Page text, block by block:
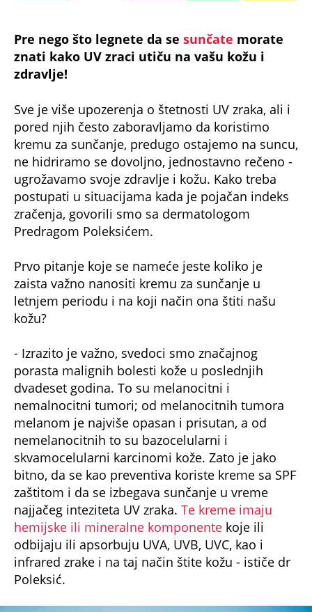
znati kako UV zraci utiču na vašu kožu i
zdravlje!
pored njih često zaboravljamo da koristimo
kremu za sunčanje, predugo ostajemo na suncu,
ne hidriramo se dovoljno, jednostavno rečeno -
ugrožavamo svoje zdravlje i kožu. Kako treba
postupati u situacijama kada je pojačan indeks
zračenja, govorili smo sa dermatologom
Predragom Poleksićem.
zaista važno nanositi kremu za sunčanje u
letnjem periodu i na koji način ona štiti našu
kožu?
porasta malignih bolesti kože u poslednjih
dvadeset godina. To su melanocitni i
nemalnocitni tumori; od melanocitnih tumora
melanom je najviše opasan i prisutan, a od
nemelanocitnih to su bazocelularni i
skvamocelularni karcinomi kože. Zato je jako
bitno, da se kao preventiva koriste kreme sa SPF
zaštitom i da se izbegava sunčanje u vreme
najjačeg inteziteta UV zraka.Te kreme imaju
hemijske ili mineralne komponentekoje ili
odbijaju ili apsorbuju UVA, UVB, UVC, kao i
infrared zrake i na taj način štite kožu - ističe dr
Poleksić.